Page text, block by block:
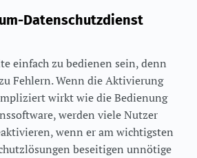
Datenschutzdienst
einfach zu bedienen sein, denn
Fehlern. Wenn die Aktivierung
wirkt wie die Bedienung
werden viele Nutzer
wenn er am wichtigsten
beseitigen unnötige